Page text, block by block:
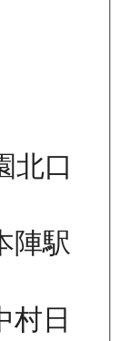
北口
陣駅
村日